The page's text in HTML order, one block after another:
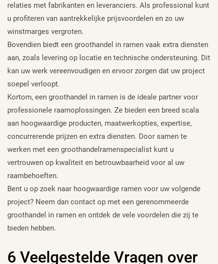
relaties met fabrikanten en leveranciers. Als professional kunt
u profiteren van aantrekkelijke prijsvoordelen en zo uw
winstmarges vergroten.
Bovendien biedt een groothandel in ramen vaak extra diensten
aan, zoals levering op locatie en technische ondersteuning. Dit
kan uw werk vereenvoudigen en ervoor zorgen dat uw project
soepel verloopt.
Kortom, een groothandel in ramen is de ideale partner voor
professionele raamoplossingen. Ze bieden een breed scala
aan hoogwaardige producten, maatwerkopties, expertise,
concurrerende prijzen en extra diensten. Door samen te
werken met een groothandelramenspecialist kunt u
vertrouwen op kwaliteit en betrouwbaarheid voor al uw
raambehoeften.
Bent u op zoek naar hoogwaardige ramen voor uw volgende
project? Neem dan contact op met een gerenommeerde
groothandel in ramen en ontdek de vele voordelen die zij te
bieden hebben.
6 Veelgestelde Vragen over